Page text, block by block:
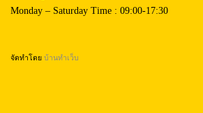
Monday – Saturday Time : 09:00-17:30
จัดทำโดย บ้านทำเว็บ